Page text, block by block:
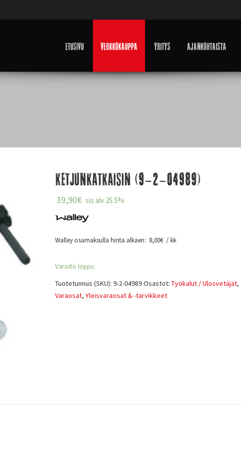
Etusivu Verkkokauppa Yritys Ajankohtaista
Ketjunkatkaisin (9-2-04989)
39,90€ sis alv 25.5%
Walley osamaksulla hinta alkaen: 8,00€ / kk
Varasto loppu
Tuotetunnus (SKU): 9-2-04989Osastot: Työkalut / Ulosvetäjät,
Varaosat, Yleisvaraosat & -tarvikkeet